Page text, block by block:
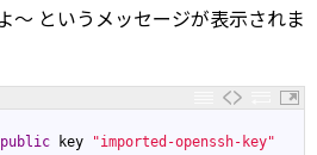
～ というメッセージが表示されま
public key "imported-openssh-key"